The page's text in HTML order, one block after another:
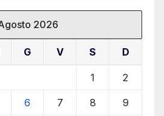
2026
G V S D
1 2
6 7 8 9